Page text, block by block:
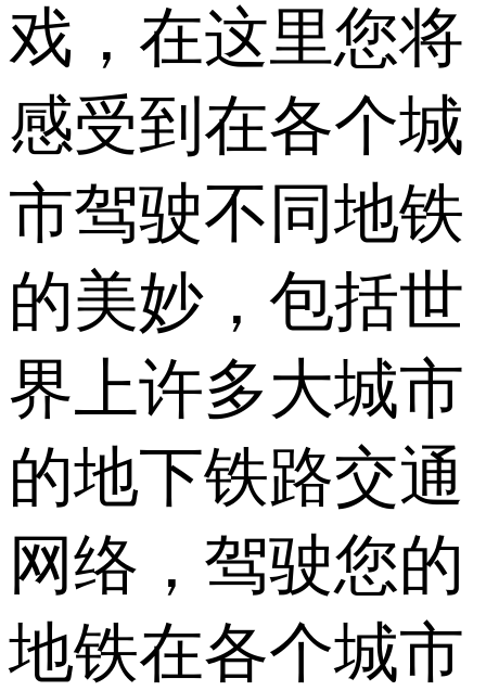
戏，在这里您将
感受到在各个城
市驾驶不同地铁
的美妙，包括世
界上许多大城市
的地下铁路交通
网络，驾驶您的
地铁在各个城市